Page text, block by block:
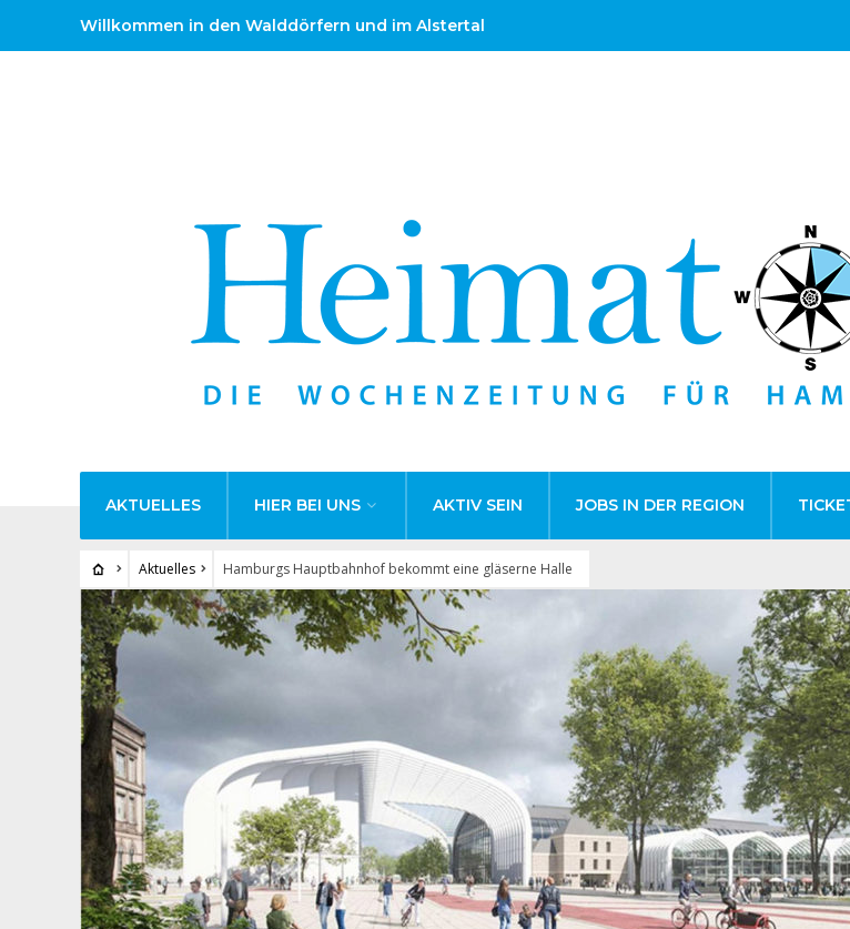
Willkommen in den Walddörfern und im Alstertal
AKTUELLES HIER BEI UNS AKTIV SEIN JOBS IN DER REGION
Aktuelles Hamburgs Hauptbahnhof bekommt eine gläserne Halle